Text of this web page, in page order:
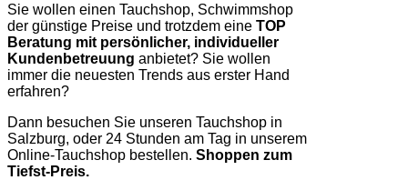
Sie wollen einen Tauchshop, Schwimmshop
der günstige Preise und trotzdem eine TOP
Beratung mit persönlicher, individueller
Kundenbetreuung anbietet? Sie wollen
immer die neuesten Trends aus erster Hand
erfahren?
Dann besuchen Sie unseren Tauchshop in
Salzburg, oder 24 Stunden am Tag in unserem
Online-Tauchshop bestellen. Shoppen zum
Tiefst-Preis.